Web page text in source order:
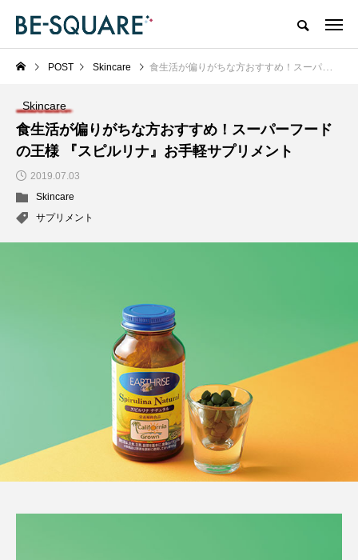
POST Skincare 食生活が偏りがちな方おすすめ！スーパーフードの王様 『スピルリナ』お手軽サプリメント
Skincare
食生活が偏りがちな方おすすめ！スーパーフード
の王様 『スピルリナ』お手軽サプリメント
2019.07.03
Skincare
サプリメント